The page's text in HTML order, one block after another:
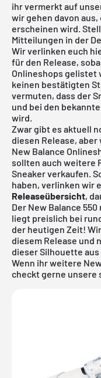
ihr vermerkt auf
wir gehen davon aus,
erscheinen wird.
Mitteilungen in der
Wir verlinken euch
für den Release,
Onlineshops gelistet
keinen bestätigten
vermuten, dass der
und bei den
wird.
Zwar gibt es aktuell
diesen Release,
New Balance
sollten auch weitere
Sneaker verkaufen.
haben, verlinken wir
Releaseübersicht,
Der New Balance 550
liegt preislich bei
der heutigen Zeit!
diesem Release und
dieser Silhouette
Wenn ihr weitere
checkt gerne unsere